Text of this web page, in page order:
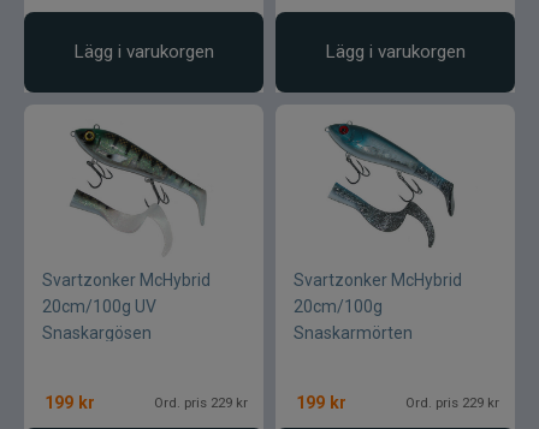
Lägg i varukorgen Lägg i varukorgen
Svartzonker McHybrid
20cm/100g UV
Snaskargösen
199 kr Ord. pris 229 kr
Svartzonker McHybrid
20cm/100g
Snaskarmörten
199 kr Ord. pris 229 kr